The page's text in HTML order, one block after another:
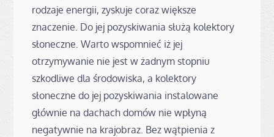
rodzaje energii, zyskuje coraz większe
znaczenie. Do jej pozyskiwania służą kolektory
słoneczne. Warto wspomnieć iż jej
otrzymywanie nie jest w żadnym stopniu
szkodliwe dla środowiska, a kolektory
słoneczne do jej pozyskiwania instalowane
głównie na dachach domów nie wpłyną
negatywnie na krajobraz. Bez wątpienia z